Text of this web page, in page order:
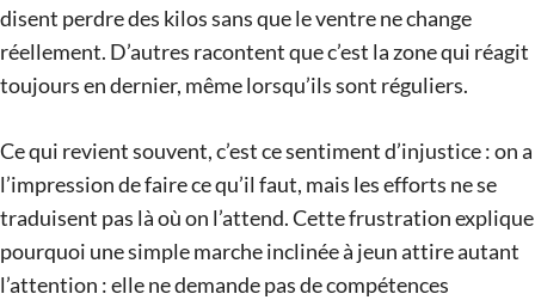
disent perdre des kilos sans que le ventre ne change
réellement. D’autres racontent que c’est la zone qui réagit
toujours en dernier, même lorsqu’ils sont réguliers.
Ce qui revient souvent, c’est ce sentiment d’injustice : on a
l’impression de faire ce qu’il faut, mais les efforts ne se
traduisent pas là où on l’attend. Cette frustration explique
pourquoi une simple marche inclinée à jeun attire autant
l’attention : elle ne demande pas de compétences